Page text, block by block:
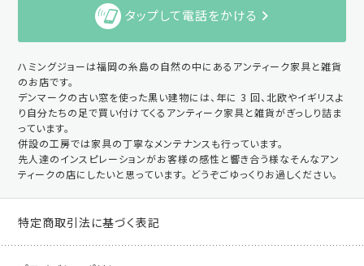
タップして電話をかける
ハミングジョーは福岡の糸島の自然の中にあるアンティーク家具と雑貨
のお店です。
デンマークの古い窓を使った黒い建物には、年に 3 回、北欧やイギリスよ
り自分たちの足で買い付けてくるアンティーク家具と雑貨がぎっしり詰ま
っています。
併設の工房では家具の丁寧なメンテナンスも行っています。
先人達のインスピレーションがお客様の感性と響き合う様なそんなアン
ティークの店にしたいと思っています。 どうぞごゆっくりお過しください。
特定商取引法に基づく表記